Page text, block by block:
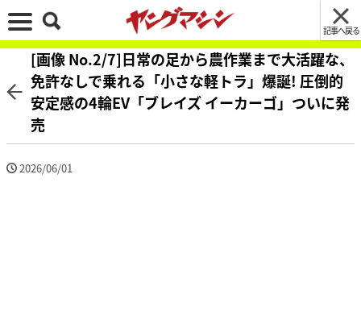
記事へ戻る
[画像 No.2/7]日常の足から農作業まで大活躍な、
免許なしで乗れる「小さな軽トラ」爆誕! 圧倒的
安定感の4輪EV「ブレイズ イーカーゴ」ついに発
売
2026/06/01